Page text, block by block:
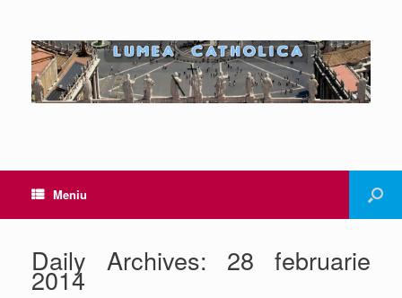
Meniu
Daily Archives: 28 februarie
2014